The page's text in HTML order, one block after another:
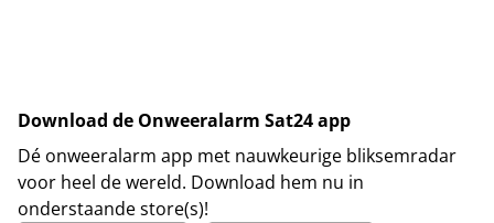
Download de Onweeralarm Sat24 app
Dé onweeralarm app met nauwkeurige bliksemradar
voor heel de wereld. Download hem nu in
onderstaande store(s)!